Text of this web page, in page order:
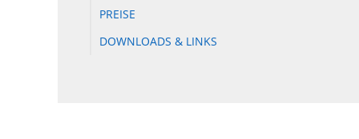
PREISE
DOWNLOADS & LINKS